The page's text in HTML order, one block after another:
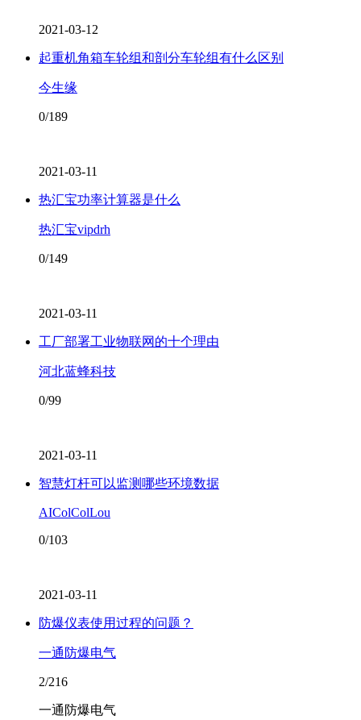
2021-03-12
起重机角箱车轮组和剖分车轮组有什么区别
今生缘
0/189
2021-03-11
热汇宝功率计算器是什么
热汇宝vipdrh
0/149
2021-03-11
工厂部署工业物联网的十个理由
河北蓝蜂科技
0/99
2021-03-11
智慧灯杆可以监测哪些环境数据
AIColColLou
0/103
2021-03-11
防爆仪表使用过程的问题？
一通防爆电气
2/216
一通防爆电气